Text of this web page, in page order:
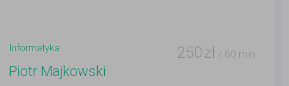
Informatyka 250 zł / 60 min
Piotr Majkowski